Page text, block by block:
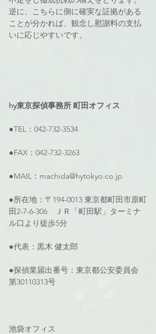
逆に、こちらに側に確実な証拠がある
ことが分かれば、観念し慰謝料の支払
いに応じやすいです。
hy東京探偵事務所 町田オフィス
●TEL：042-732-3534
●FAX：042-732-3263
●MAIL：machida@hytokyo.co.jp
●所在地：〒194-0013 東京都町田市原町
田2-7-6-306　ＪＲ「町田駅」ターミナ
ル口より徒歩5分
●代表：黒木 健太郎
●探偵業届出番号：東京都公安委員会
第30110313号
池袋オフィス